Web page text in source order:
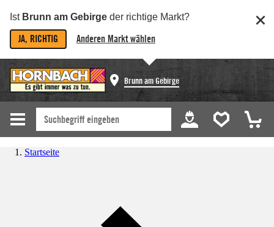
Ist Brunn am Gebirge der richtige Markt?
JA, RICHTIG Anderen Markt wählen
Brunn am Gebirge
Startseite